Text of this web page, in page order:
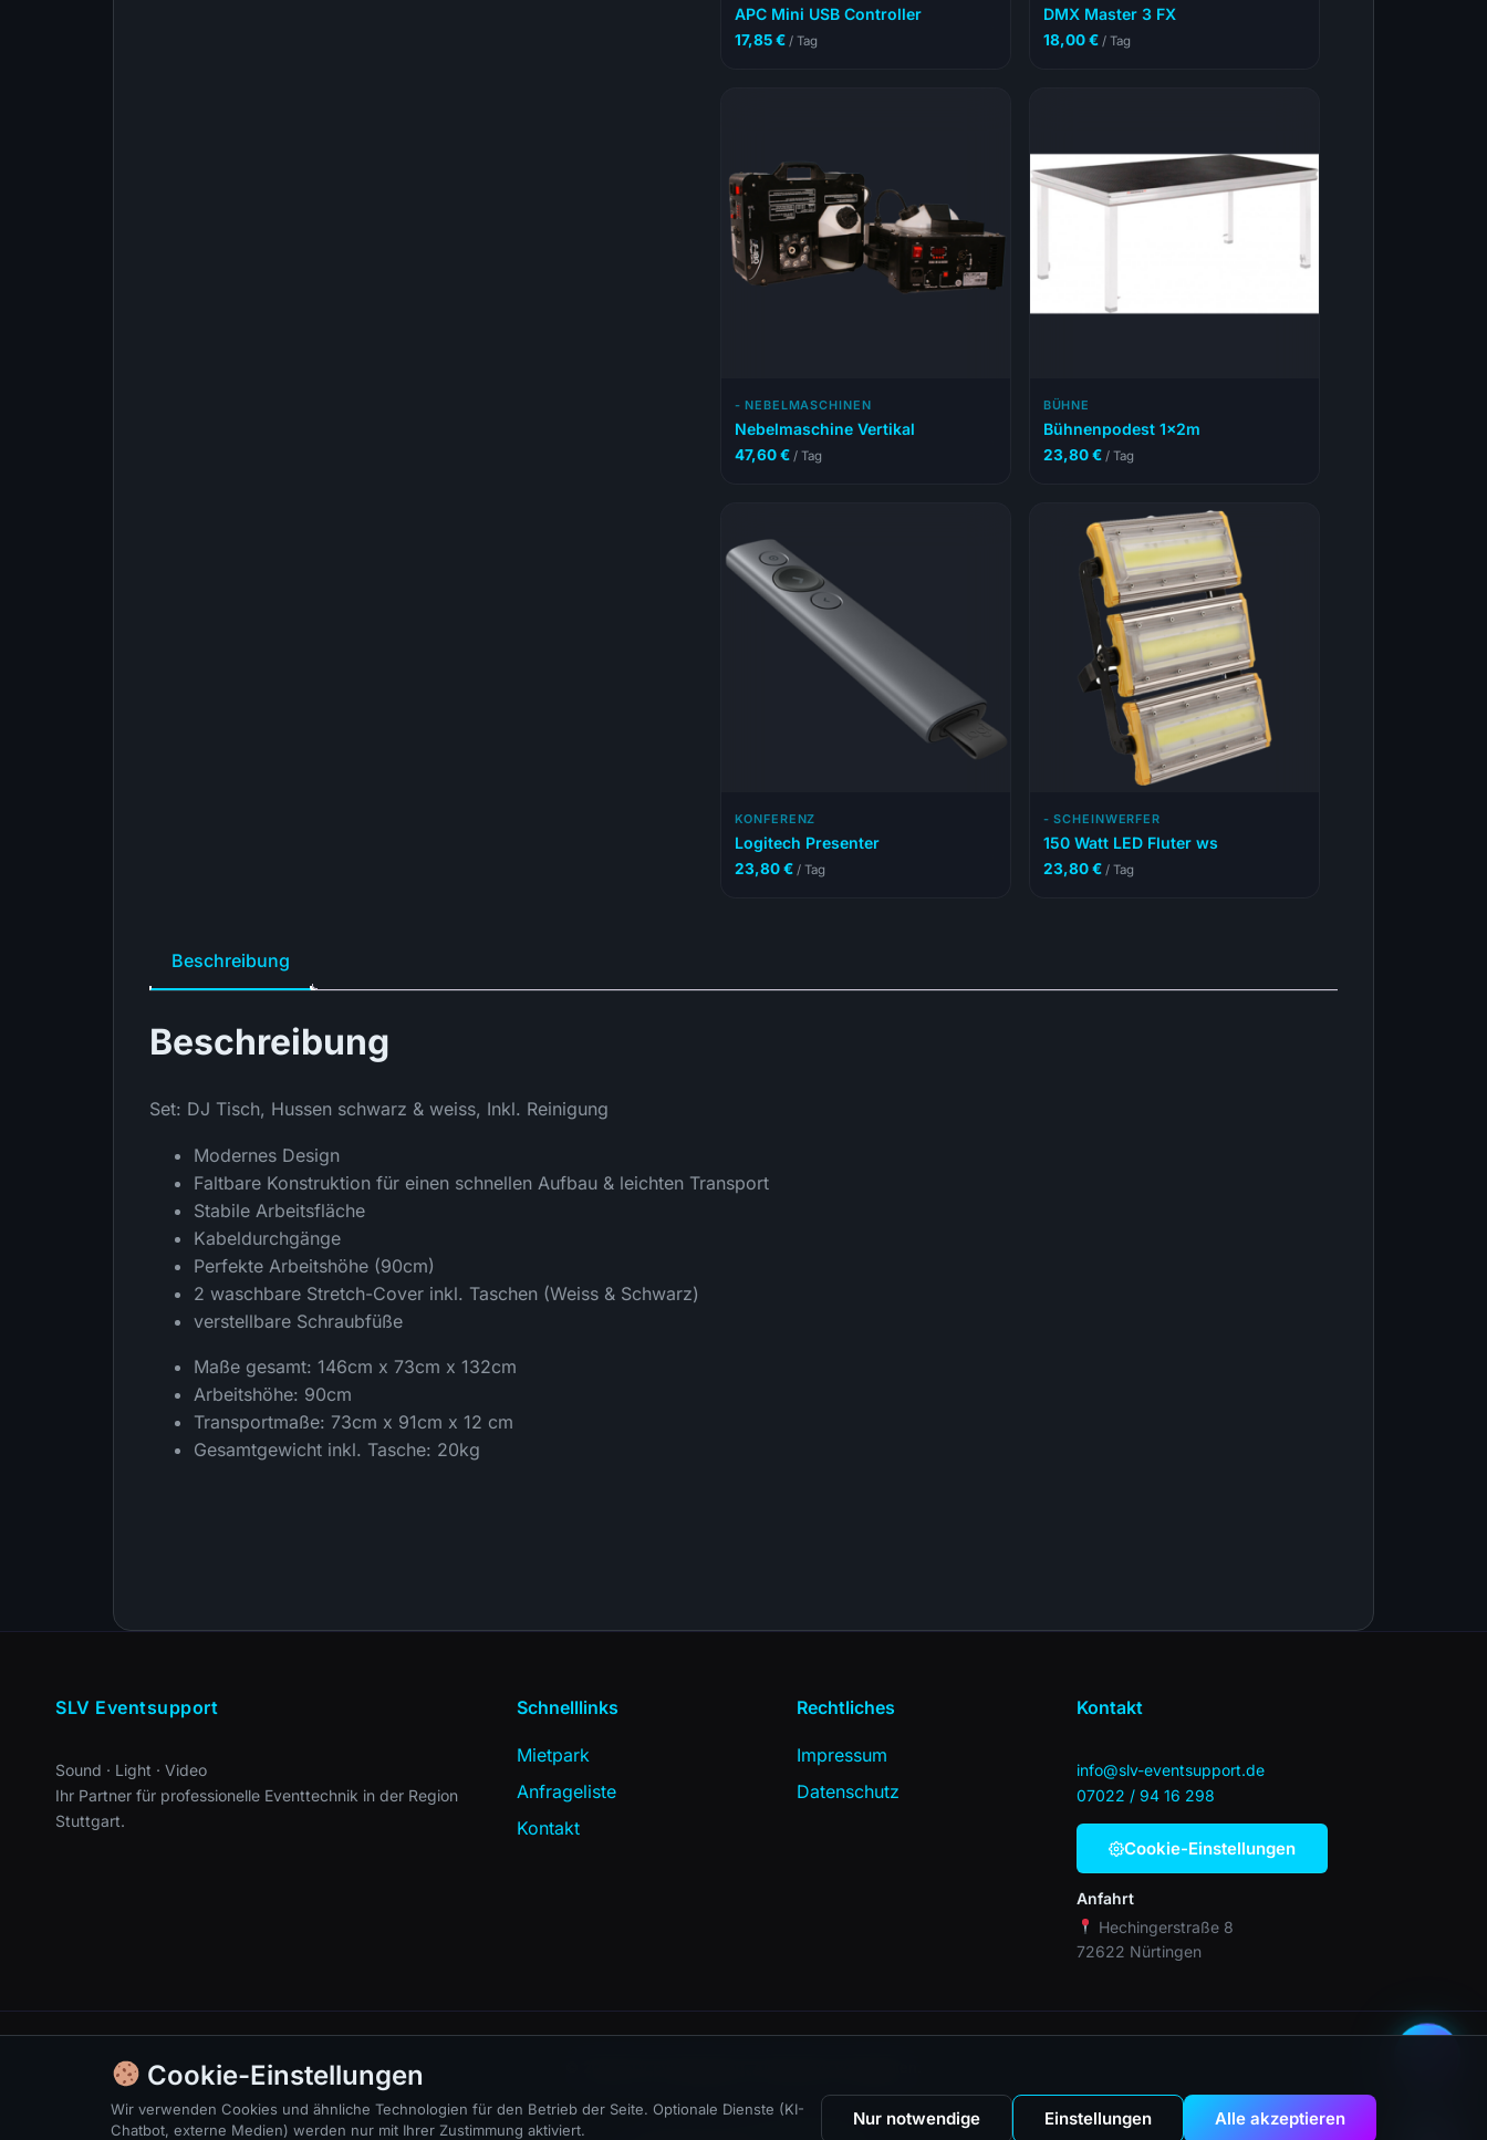
APC Mini USB Controller
17,85€ / Tag
DMX Master 3 FX
18,00€ / Tag
- NEBELMASCHINEN
Nebelmaschine Vertikal
47,60€ / Tag
BÜHNE
Bühnenpodest 1x2m
23,80€ / Tag
KONFERENZ
Logitech Presenter
23,80€ / Tag
- SCHEINWERFER
150 Watt LED Fluter ws
23,80€ / Tag
Beschreibung
Beschreibung
Set: DJ Tisch, Hussen schwarz & weiss, Inkl. Reinigung
Modernes Design
Faltbare Konstruktion für einen schnellen Aufbau & leichten Transport
Stabile Arbeitsfläche
Kabeldurchgänge
Perfekte Arbeitshöhe (90cm)
2 waschbare Stretch-Cover inkl. Taschen (Weiss & Schwarz)
verstellbare Schraubfüße
Maße gesamt: 146cm x 73cm x 132cm
Arbeitshöhe: 90cm
Transportmaße: 73cm x 91cm x 12 cm
Gesamtgewicht inkl. Tasche: 20kg
SLV Eventsupport
Sound · Light · Video
Ihr Partner für professionelle Eventtechnik in der Region
Stuttgart.
Schnelllinks
Mietpark
Anfrageliste
Kontakt
Rechtliches
Impressum
Datenschutz
Kontakt
info@slv-eventsupport.de
07022 / 94 16 298
Cookie-Einstellungen
Anfahrt
Hechingerstraße 8
72622 Nürtingen
Cookie-Einstellungen
Wir verwenden Cookies und ähnliche Technologien für den Betrieb der Seite. Optionale Dienste (KI-
Chatbot, externe Medien) werden nur mit Ihrer Zustimmung aktiviert.
Nur notwendige Einstellungen Alle akzeptieren
Lumi
Event-Berater · Online